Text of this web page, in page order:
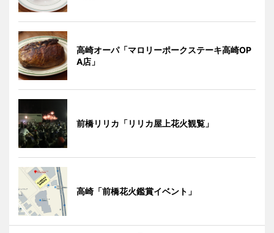
高崎オーパ「マロリーポークステーキ高崎OP
A店」
前橋リリカ「リリカ屋上花火観覧」
高崎「前橋花火鑑賞イベント」